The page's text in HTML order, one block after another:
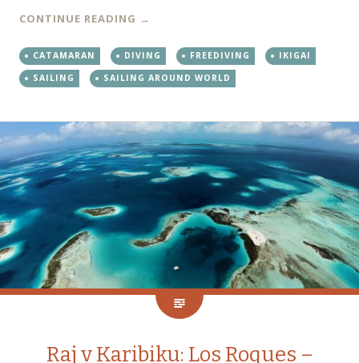
CONTINUE READING →
CATAMARAN DIVING FREEDIVING
IKIGAI
SAILING
SAILING AROUND WORLD
Raj v Karibiku: Los Roques –